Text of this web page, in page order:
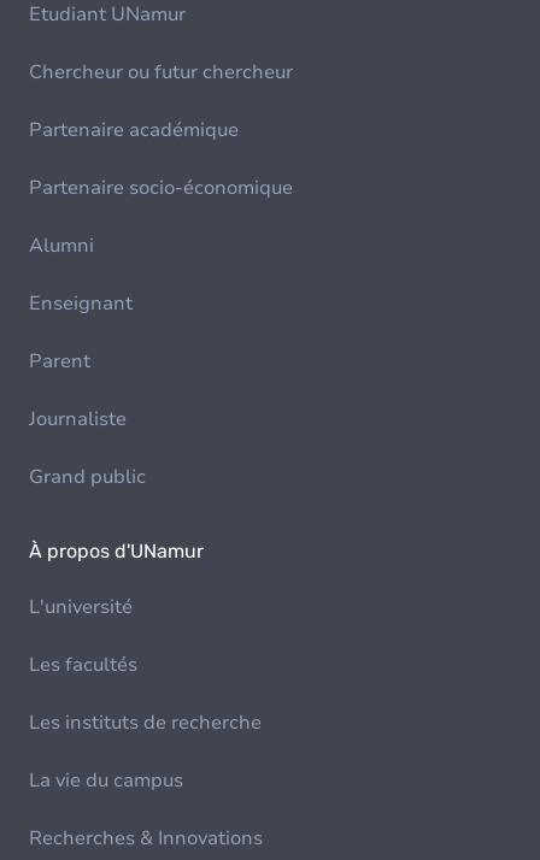
Etudiant UNamur
Chercheur ou futur chercheur
Partenaire académique
Partenaire socio-économique
Alumni
Enseignant
Parent
Journaliste
Grand public
À propos d'UNamur
L'université
Les facultés
Les instituts de recherche
La vie du campus
Recherches & Innovations